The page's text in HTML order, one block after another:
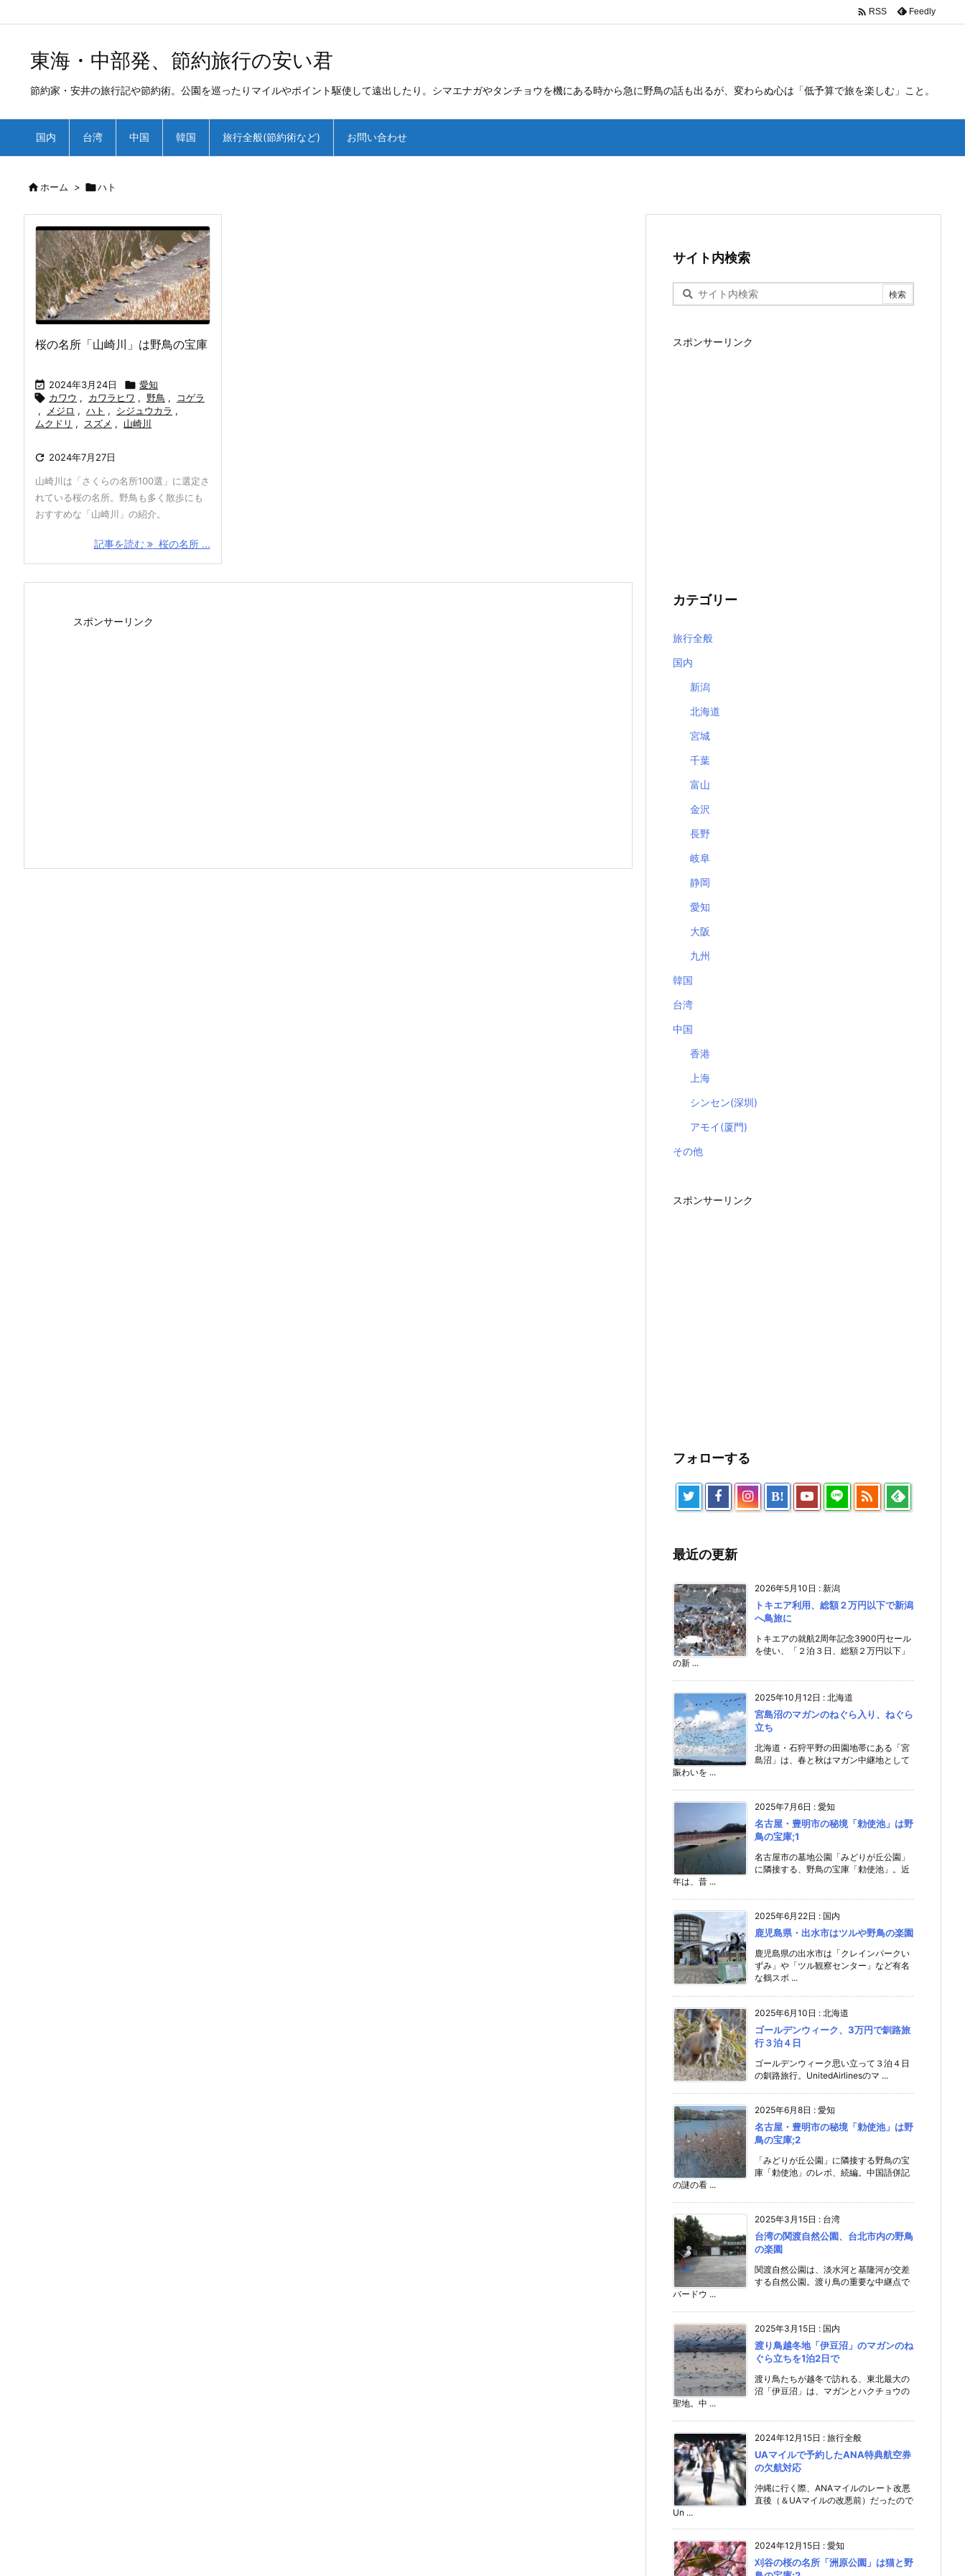
東海・中部発、節約旅行の安い君
節約家・安井の旅行記や節約術。公園を巡ったりマイルやポイント駆使して遠出したり。シマエナガやタンチョウを機にある時から急に野鳥の話も出るが、変わらぬ心は「低予算で旅を楽しむ」こと。
国内 台湾 中国 韓国 旅行全般(節約術など) お問い合わせ
 RSS Feedly
ホーム > ハト
桜の名所「山崎川」は野鳥の宝庫
 2024年3月24日  愛知
 カワウ , カワラヒワ , 野鳥 ,
コゲラ
,
メジロ , ハト , シジュウカラ ,
ムクドリ , スズメ , 山崎川
 2024年7月27日
山崎川は「さくらの名所100選」に選定さ
れている桜の名所。野鳥も多く散歩にも
おすすめな「山崎川」の紹介。
記事を読む 桜の名所 ...
スポンサーリンク
サイト内検索
スポンサーリンク
カテゴリー
旅行全般
国内
新潟
北海道
宮城
千葉
富山
金沢
長野
岐阜
静岡
愛知
大阪
九州
韓国
台湾
中国
香港
上海
シンセン(深圳)
アモイ(厦門)
その他
スポンサーリンク
フォローする
B! 
最近の更新
2026年5月10日 : 新潟
トキエア利用、総額２万円以下で新潟
へ鳥旅に
トキエアの就航2周年記念3900円セール
を使い、「２泊３日、総額２万円以下」
の新 ...
2025年10月12日 : 北海道
宮島沼のマガンのねぐら入り、ねぐら
立ち
北海道・石狩平野の田園地帯にある「宮
島沼」は、春と秋はマガン中継地として
賑わいを ...
2025年7月6日 : 愛知
名古屋・豊明市の秘境「勅使池」は野
鳥の宝庫;1
名古屋市の墓地公園「みどりが丘公園」
に隣接する、野鳥の宝庫「勅使池」。近
年は、昔 ...
2025年6月22日 : 国内
鹿児島県・出水市はツルや野鳥の楽園
鹿児島県の出水市は「クレインパークい
ずみ」や「ツル観察センター」など有名
な鶴スポ ...
2025年6月10日 : 北海道
ゴールデンウィーク、3万円で釧路旅
行３泊４日
ゴールデンウィーク思い立って３泊４日
の釧路旅行。UnitedAirlinesのマ ...
2025年6月8日 : 愛知
名古屋・豊明市の秘境「勅使池」は野
鳥の宝庫;2
「みどりが丘公園」に隣接する野鳥の宝
庫「勅使池」のレポ、続編。中国語併記
の謎の看 ...
2025年3月15日 : 台湾
台湾の関渡自然公園、台北市内の野鳥
の楽園
関渡自然公園は、淡水河と基隆河が交差
する自然公園。渡り鳥の重要な中継点で
バードウ ...
2025年3月15日 : 国内
渡り鳥越冬地「伊豆沼」のマガンのね
ぐら立ちを1泊2日で
渡り鳥たちが越冬で訪れる、東北最大の
沼「伊豆沼」は、マガンとハクチョウの
聖地。中 ...
2024年12月15日 : 旅行全般
UAマイルで予約したANA特典航空券
の欠航対応
沖縄に行く際、ANAマイルのレート改悪
直後（＆UAマイルの改悪前）だったので
Un ...
2024年12月15日 : 愛知
刈谷の桜の名所「洲原公園」は猫と野